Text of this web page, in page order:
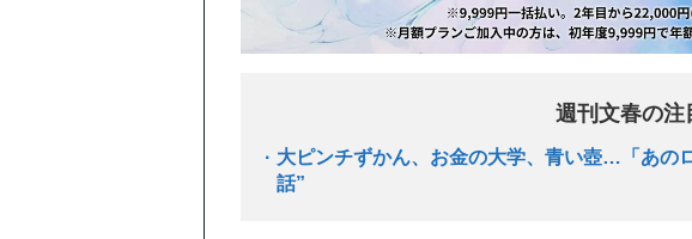
週刊文春の注
大ピンチずかん、お金の大学、青い壺…「あの
話”